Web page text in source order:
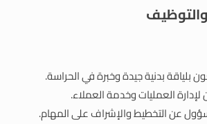
والتوظيف
بلياقة بدنية جيدة وخبرة في الحراسة.
العمليات وخدمة العملاء.
عن التخطيط والإشراف على المهام.